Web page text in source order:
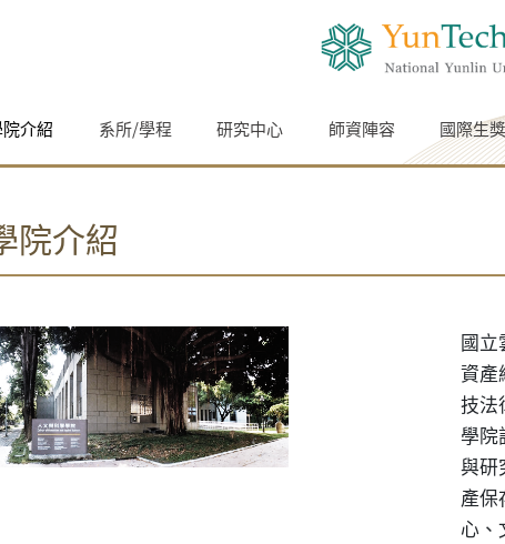
介紹 系所/學程 研究中心 師資陣容 國際生
院介紹
國立
資產
技法
學院
與研
產保
心 、